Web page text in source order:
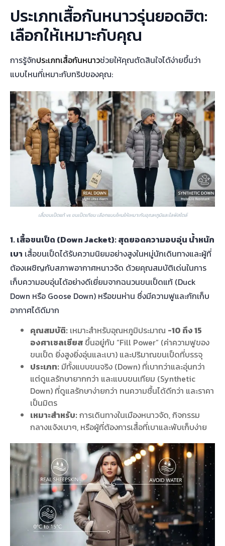
ประเภทเสื้อกันหนาวรุ่นยอดฮิต:
เลือกให้เหมาะกับคุณ
การรู้จักประเภทเสื้อกันหนาวช่วยให้คุณตัดสินใจได้ง่ายขึ้นว่า
แบบไหนที่เหมาะกับทริปของคุณ:
เสื้อขนเป็ดแท้ vs ขนเป็ดเทียม เลือกแบบไหนให้เหมาะกับอุณหภูมิและไลฟ์สไตล์
1. เสื้อขนเป็ด (Down Jacket): สุดยอดความอบอุ่น น้ำหนัก
เบา เสื้อขนเป็ดได้รับความนิยมอย่างสูงในหมู่นักเดินทางและผู้ที่
ต้องเผชิญกับสภาพอากาศหนาวจัด ด้วยคุณสมบัติเด่นในการ
เก็บความอบอุ่นได้อย่างดีเยี่ยมจากฉนวนขนเป็ดแท้ (Duck
Down หรือ Goose Down) หรือขนห่าน ซึ่งมีความฟูและกักเก็บ
อากาศได้ดีมาก
คุณสมบัติ: เหมาะสำหรับอุณหภูมิประมาณ -10 ถึง 15
องศาเซลเซียส ขึ้นอยู่กับ “Fill Power” (ค่าความฟูของ
ขนเป็ด ยิ่งสูงยิ่งอุ่นและเบา) และปริมาณขนเป็ดที่บรรจุ
ประเภท: มีทั้งแบบขนจริง (Down) ที่เบากว่าและอุ่นกว่า
แต่ดูแลรักษายากกว่า และแบบขนเทียม (Synthetic
Down) ที่ดูแลรักษาง่ายกว่า ทนความชื้นได้ดีกว่า และราคา
เป็นมิตร
เหมาะสำหรับ:การเดินทางในเมืองหนาวจัด, กิจกรรม
กลางแจ้งเบาๆ, หรือผู้ที่ต้องการเสื้อที่เบาและพับเก็บง่าย